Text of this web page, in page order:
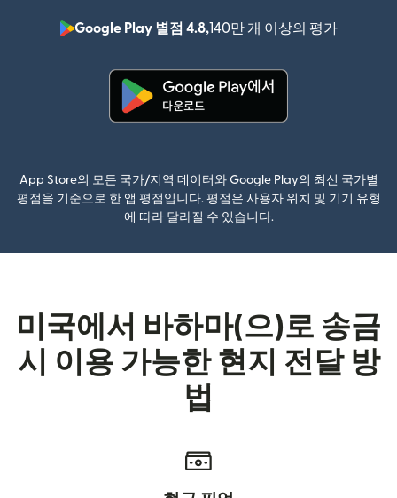
Google Play 별점 4.8,140만 개 이상의 평가
App Store의 모든 국가/지역 데이터와 Google Play의 최신 국가별
평점을 기준으로 한 앱 평점입니다. 평점은 사용자 위치 및 기기 유형
에 따라 달라질 수 있습니다.
미국에서 바하마(으)로 송금
시 이용 가능한 현지 전달 방
법